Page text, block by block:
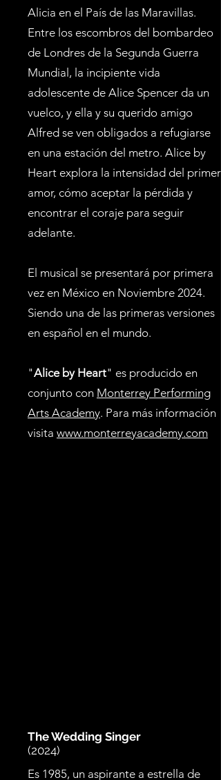
Alicia en el País de las Maravillas.
Entre los escombros del bombardeo
de Londres de la Segunda Guerra
Mundial, la incipiente vida
adolescente de Alice Spencer da un
vuelco, y ella y su querido amigo
Alfred se ven obligados a refugiarse
en una estación del metro. Alice by
Heart explora la intensidad del primer
amor, cómo aceptar la pérdida y
encontrar el coraje para seguir
adelante.
El musical se presentará por primera
vez en México en Noviembre 2024.
Siendo una de las primeras versiones
en español en el mundo.
"Alice by Heart" es producido en
conjunto con Monterrey Performing
Arts Academy. Para más información
visita www.monterreyacademy.com
The Wedding Singer
(2024)
Es 1985, un aspirante a estrella de